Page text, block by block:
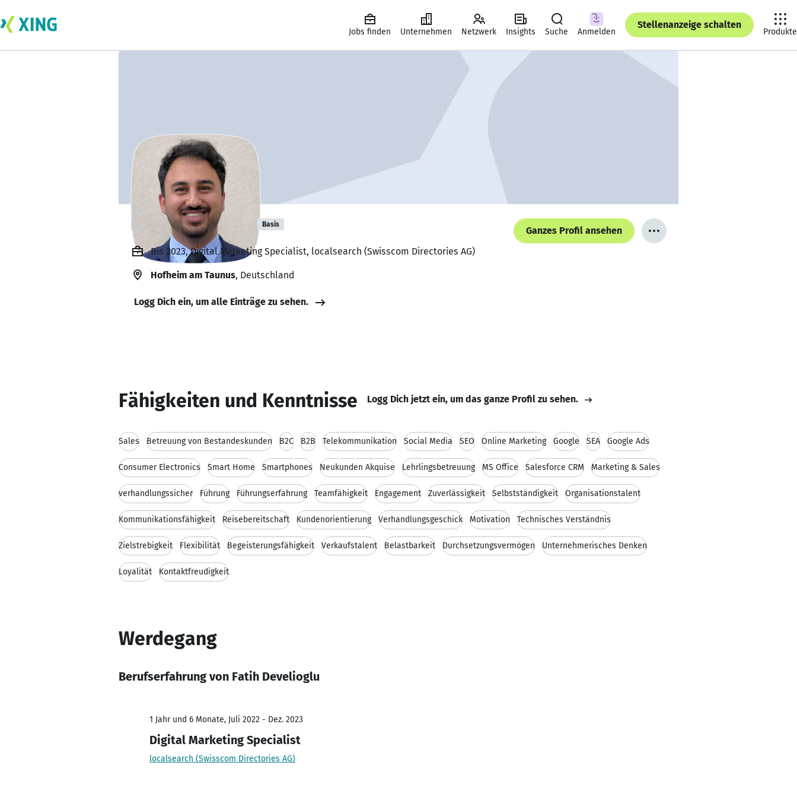
Jobs finden Unternehmen Netzwerk Insights Suche Anmelden
Stellenanzeige schalten
Produkte
Fatih Develioglu Basis
Ganzes Profil ansehen
Bis 2023, Digital Marketing Specialist, localsearch (Swisscom Directories AG)
Hofheim am Taunus, Deutschland
Logg Dich ein, um alle Einträge zu sehen.
Fähigkeiten und Kenntnisse Logg Dich jetzt ein, um das ganze Profil zu sehen.
Sales Betreuung von Bestandeskunden B2C B2B Telekommunikation Social Media SEO Online Marketing Google SEA Google Ads
Consumer Electronics Smart Home Smartphones Neukunden Akquise Lehrlingsbetreuung MS Office Salesforce CRM Marketing & Sales
verhandlungssicher Führung Führungserfahrung Teamfähigkeit Engagement Zuverlässigkeit Selbstständigkeit Organisationstalent
Kommunikationsfähigkeit Reisebereitschaft Kundenorientierung Verhandlungsgeschick Motivation Technisches Verständnis
Zielstrebigkeit Flexibilität Begeisterungsfähigkeit Verkaufstalent Belastbarkeit Durchsetzungsvermögen Unternehmerisches Denken
Loyalität Kontaktfreudigkeit
Werdegang
Berufserfahrung von Fatih Develioglu
1 Jahr und 6 Monate, Juli 2022 - Dez. 2023
Digital Marketing Specialist
localsearch (Swisscom Directories AG)